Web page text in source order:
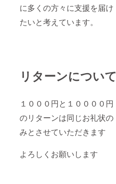
に多くの方々に支援を届け
たいと考えています。
リターンについて
１０００円と１００００円
のリターンは同じお礼状の
みとさせていただきます
よろしくお願いします